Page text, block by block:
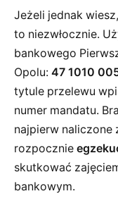
Jeżeli jednak
to niezwłocznie.
bankowego
Opolu: 47 1010
tytule przelewu
numer mandatu.
najpierw naliczone
rozpocznie
skutkować
bankowym.